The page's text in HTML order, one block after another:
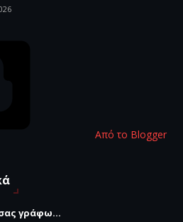
Από το Blogger
γράφω...